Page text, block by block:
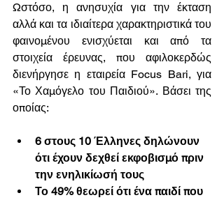
Ωστόσο, η ανησυχία για την έκταση
αλλά και τα ιδιαίτερα χαρακτηριστικά του
φαινομένου ενισχύεται και από τα
στοιχεία έρευνας, που αφιλοκερδώς
διενήργησε η εταιρεία Focus Bari, για
«Το Χαμόγελο του Παιδιού». Βάσει της
οποίας:
6 στους 10 Έλληνες δηλώνουν
ότι έχουν δεχθεί εκφοβισμό πριν
την ενηλικίωσή τους
Το 49% θεωρεί ότι ένα παιδί που